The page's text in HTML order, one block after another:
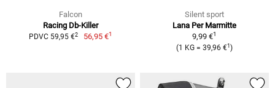
Falcon
Racing Db-Killer
PDVC 59,95 €2 56,95 €1
Silent sport
Lana Per Marmitte
9,99 €1
(1 KG = 39,96 €1 )